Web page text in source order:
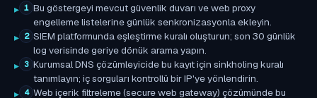
1 Bu göstergeyi mevcut güvenlik duvarı ve web proxy
engelleme listelerine günlük senkronizasyonla ekleyin.
2 SIEM platformunda eşleştirme kuralı oluşturun; son 30 günlük
log verisinde geriye dönük arama yapın.
3 Kurumsal DNS çözümleyicide bu kayıt için sinkholing kuralı
tanımlayın; iç sorguları kontrollü bir IP'ye yönlendirin.
4 Web içerik filtreleme (secure web gateway) çözümünde bu